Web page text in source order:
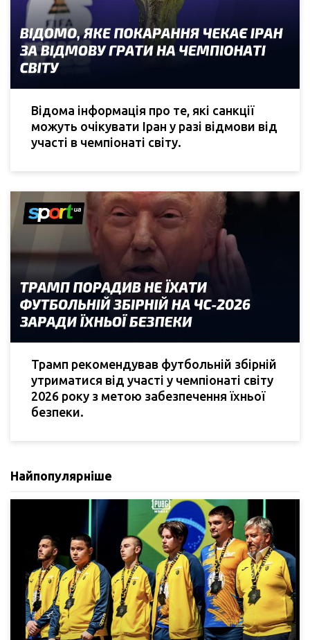
Відома інформація про те, які санкції
можуть очікувати Іран у разі відмови від
участі в чемпіонаті світу.
Трамп рекомендував футбольній збірній
утриматися від участі у чемпіонаті світу
2026 року з метою забезпечення їхньої
безпеки.
Найпопулярніше